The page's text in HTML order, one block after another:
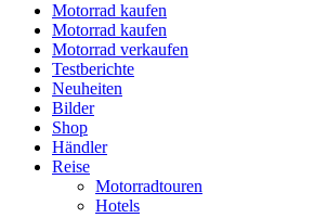
Motorrad kaufen
Motorrad kaufen
Motorrad verkaufen
Testberichte
Neuheiten
Bilder
Shop
Händler
Reise
Motorradtouren
Hotels